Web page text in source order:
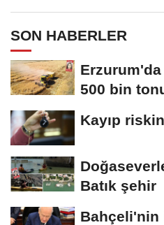
SON HABERLER
500 bin
Kayıp
Batık şehir
Bahçeli'nin